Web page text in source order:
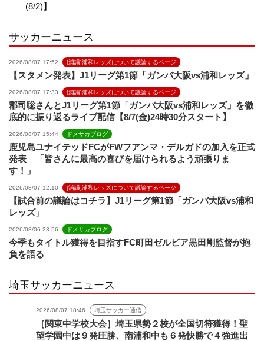
(8/2)】
サッカーニュース
2026/08/07 17:52 [浦議]浦和レッズについて議論するページ
【スタメン発表】J1リーグ第1節「ガンバ大阪vs浦和レッズ」
2026/08/07 17:33 [浦議]浦和レッズについて議論するページ
郡司聡さんとJ1リーグ第1節「ガンバ大阪vs浦和レッズ」を徹
底的に振り返るライブ配信【8/7(金)24時30分スタート】
2026/08/07 15:44 ドメサカブログ
鹿児島ユナイテッドFCがFWフアンマ・デルガドの加入を正式
発表 「皆さんに最高の喜びを届けられるよう頑張りま
す！」
2026/08/07 12:10 [浦議]浦和レッズについて議論するページ
【試合前の議論はコチラ】J1リーグ第1節「ガンバ大阪vs浦和
レッズ」
2026/08/06 23:56 ドメサカブログ
今季もタイトル獲得を目指すFC町田ゼルビア黒田剛監督が抱
負を語る
埼玉サッカーニュース
2026/08/07 18:46 埼玉サッカー通信
［関東中学校大会］埼玉県勢２校が全国切符獲得！聖
望学園中は９発圧勝、南浦和中も６発快勝で４強進出